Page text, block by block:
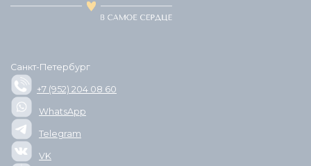
Санкт-Петербург
+7 (952) 204 08 60
WhatsApp
Telegram
VK